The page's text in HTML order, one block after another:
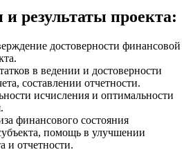
и результаты проекта:
достоверности финансовой
в ведении и достоверности
составлении отчетности.
исчисления и оптимальности
финансового состояния
помощь в улучшении
и отчетности.